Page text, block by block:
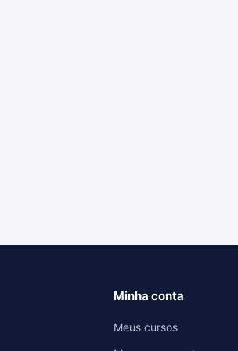
Minha conta
Meus cursos